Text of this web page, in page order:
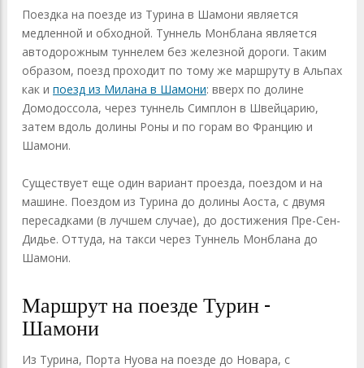
Поездка на поезде из Турина в Шамони является
медленной и обходной. Туннель Монблана является
автодорожным туннелем без железной дороги. Таким
образом, поезд проходит по тому же маршруту в Альпах
как и поезд из Милана в Шамони: вверх по долине
Домодоссола, через туннель Симплон в Швейцарию,
затем вдоль долины Роны и по горам во Францию ​​и
Шамони.
Существует еще один вариант проезда, поездом и на
машине. Поездом из Турина до долины Аоста, с двумя
пересадками (в лучшем случае), до достижения Пре-Сен-
Дидье. Оттуда, на такси через Туннель Монблана до
Шамони.
Маршрут на поезде Турин -
Шамони
Из Турина, Порта Нуова на поезде до Новара, с